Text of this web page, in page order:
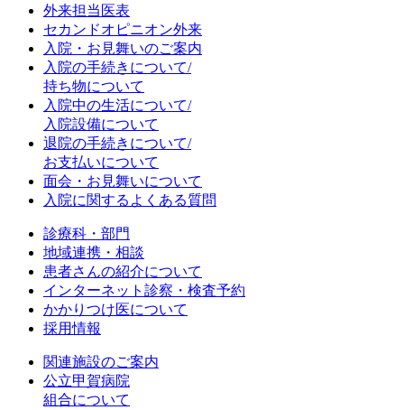
外来担当医表
セカンドオピニオン外来
入院・お見舞いのご案内
入院の手続きについて/
持ち物について
入院中の生活について/
入院設備について
退院の手続きについて/
お支払いについて
面会・お見舞いについて
入院に関するよくある質問
診療科・部門
地域連携・相談
患者さんの紹介について
インターネット診察・検査予約
かかりつけ医について
採用情報
関連施設のご案内
公立甲賀病院
組合について